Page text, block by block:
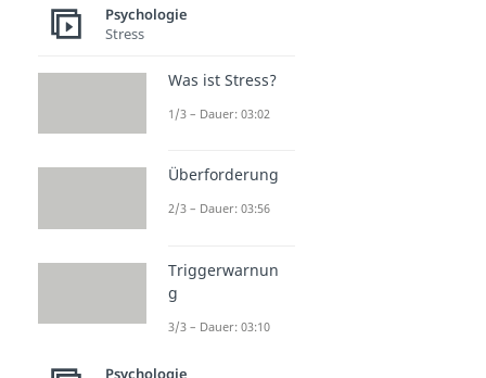
Psychologie
Stress
Was ist Stress?
1/3 – Dauer: 03:02
Überforderung
2/3 – Dauer: 03:56
Triggerwarnun
g
3/3 – Dauer: 03:10
Psychologie